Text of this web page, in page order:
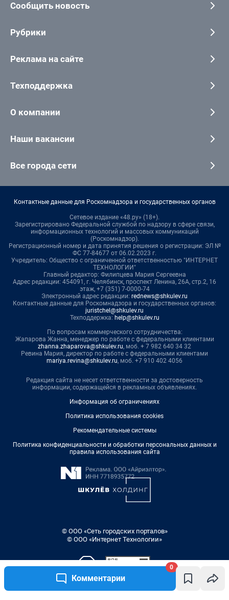
Комментарии
0
Сообщить новость
Рубрики
Реклама на сайте
Техподдержка
О компании
Наши вакансии
Все города сети
Контактные данные для Роскомнадзора и государственных органов
Сетевое издание «48.ру» (18+).
Зарегистрировано Федеральной службой по надзору в сфере связи,
информационных технологий и массовых коммуникаций
(Роскомнадзор).
Регистрационный номер и дата принятия решения о регистрации: ЭЛ №
ФС 77-84677 от 06.02.2023 г.
Учредитель: Общество с ограниченной ответственностью "ИНТЕРНЕТ
ТЕХНОЛОГИИ"
Главный редактор: Филипцева Мария Сергеевна
Адрес редакции: 454091, г. Челябинск, проспект Ленина, 26А, стр.2, 16
этаж, +7 (351) 7-0000-74
Электронный адрес редакции: rednews@shkulev.ru
Контактные данные для Роскомнадзора и государственных органов:
juristchel@shkulev.ru
Техподдержка: help@shkulev.ru
По вопросам коммерческого сотрудничества:
Жапарова Жанна, менеджер по работе с федеральными клиентами
zhanna.zhaparova@shkulev.ru, моб. + 7 982 640 34 32
Ревина Мария, директор по работе с федеральными клиентами
mariya.revina@shkulev.ru, моб. +7 910 402 4056
Редакция сайта не несет ответственности за достоверность
информации, содержащейся в рекламных объявлениях.
Информация об ограничениях
Политика использования cookies
Рекомендательные системы
Политика конфиденциальности и обработки персональных данных и
правила использования сайта
© ООО «Сеть городских порталов»
© ООО «Интернет Технологии»